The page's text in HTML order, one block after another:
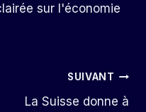
sur l'économie
SUIVANT
La Suisse donne à